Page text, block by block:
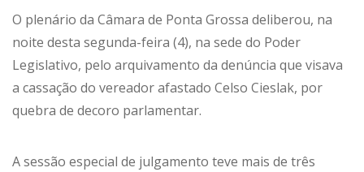
O plenário da Câmara de Ponta Grossa deliberou, na
noite desta segunda-feira (4), na sede do Poder
Legislativo, pelo arquivamento da denúncia que visava
a cassação do vereador afastado Celso Cieslak, por
quebra de decoro parlamentar.
A sessão especial de julgamento teve mais de três